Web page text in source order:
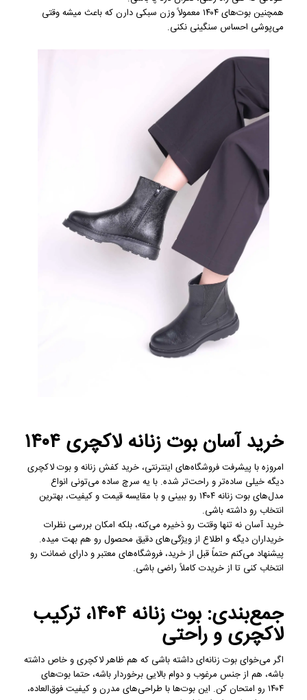
همچنین بوت‌های ۱۴۰۴ معمولاً وزن سبکی دارن که باعث میشه وقتی
می‌پوشی احساس سنگینی نکنی.
خرید آسان بوت زنانه لاکچری ۱۴۰۴
امروزه با پیشرفت فروشگاه‌های اینترنتی، خرید کفش زنانه و بوت لاکچری
دیگه خیلی ساده‌تر و راحت‌تر شده. با یه سرچ ساده می‌تونی انواع
مدل‌های بوت زنانه ۱۴۰۴ رو ببینی و با مقایسه قیمت و کیفیت، بهترین
انتخاب رو داشته باشی.
خرید آسان نه تنها وقتت رو ذخیره می‌کنه، بلکه امکان بررسی نظرات
خریداران دیگه و اطلاع از ویژگی‌های دقیق محصول رو هم بهت میده.
پیشنهاد می‌کنم حتماً قبل از خرید، فروشگاه‌های معتبر و دارای ضمانت رو
انتخاب کنی تا از خریدت کاملاً راضی باشی.
جمع‌بندی: بوت زنانه ۱۴۰۴، ترکیب
لاکچری و راحتی
اگر می‌خوای بوت زنانه‌ای داشته باشی که هم ظاهر لاکچری و خاص داشته
باشه، هم از جنس مرغوب و دوام بالایی برخوردار باشه، حتما بوت‌های
۱۴۰۴ رو امتحان کن. این بوت‌ها با طراحی‌های مدرن و کیفیت فوق‌العاده،